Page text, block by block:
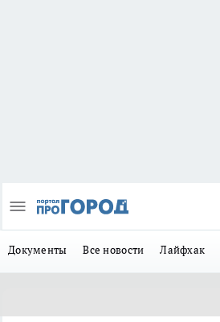
Документы Все новости Лайфхак